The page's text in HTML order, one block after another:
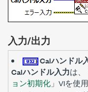
入力/出力
Calハンドル
Calハンドル入力は、
ョン初期化 」VIを使